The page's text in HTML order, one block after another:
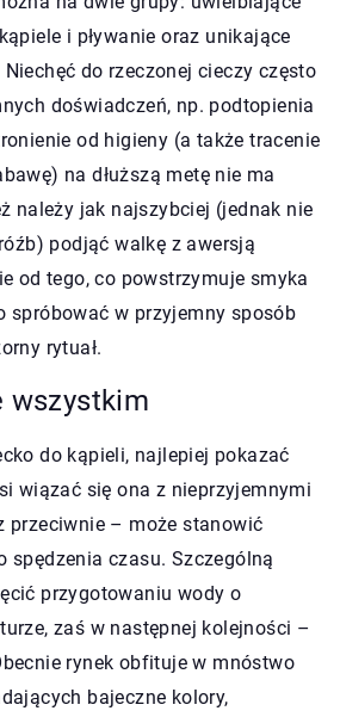
i pływanie oraz unikające
do rzeczonej cieczy często
doświadczeń, np. podtopienia
od higieny (a także tracenie
na dłuższą metę nie ma
należy jak najszybciej (jednak nie
podjąć walkę z awersją
od tego, co powstrzymuje smyka
spróbować w przyjemny sposób
rytuał.
wszystkim
do kąpieli, najlepiej pokazać
wiązać się ona z nieprzyjemnymi
przeciwnie – może stanowić
spędzenia czasu. Szczególną
przygotowaniu wody o
zaś w następnej kolejności –
rynek obfituje w mnóstwo
bajeczne kolory,